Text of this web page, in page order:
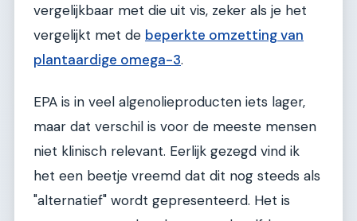
vergelijkbaar met die uit vis, zeker als je het
vergelijkt met de beperkte omzetting van
plantaardige omega-3.
EPA is in veel algenolieproducten iets lager,
maar dat verschil is voor de meeste mensen
niet klinisch relevant. Eerlijk gezegd vind ik
het een beetje vreemd dat dit nog steeds als
"alternatief" wordt gepresenteerd. Het is